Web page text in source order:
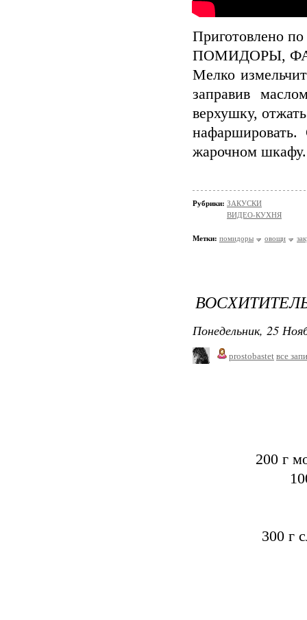
Приготовлено
ПОМИДОРЫ,
Мелко
заправив
верхушку,
жарочном шкафу.
Рубрики: ЗАКУСКИ
ВИДЕО-КУХНЯ
Метки: помидоры овощи
Понедельник, 25
prostobastet все
200 г
300 г